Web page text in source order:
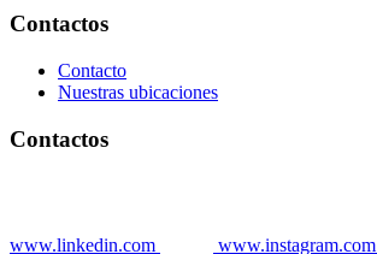
Contactos
Contacto
Nuestras ubicaciones
Contactos
www.linkedin.com www.instagram.com